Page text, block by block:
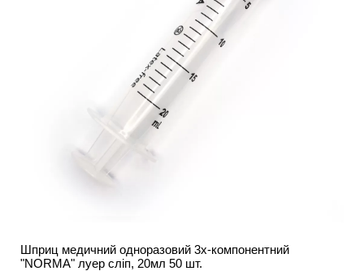
Шприц медичний одноразовий 3х-компонентний
"NORMA" луер сліп, 20мл 50 шт.